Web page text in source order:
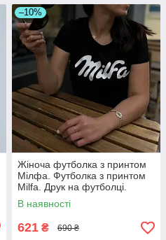
–10%
Жіноча футболка з принтом
Мілфа. Футболка з принтом
Milfa. Друк на футболці.
В наявності
621 ₴ 690 ₴